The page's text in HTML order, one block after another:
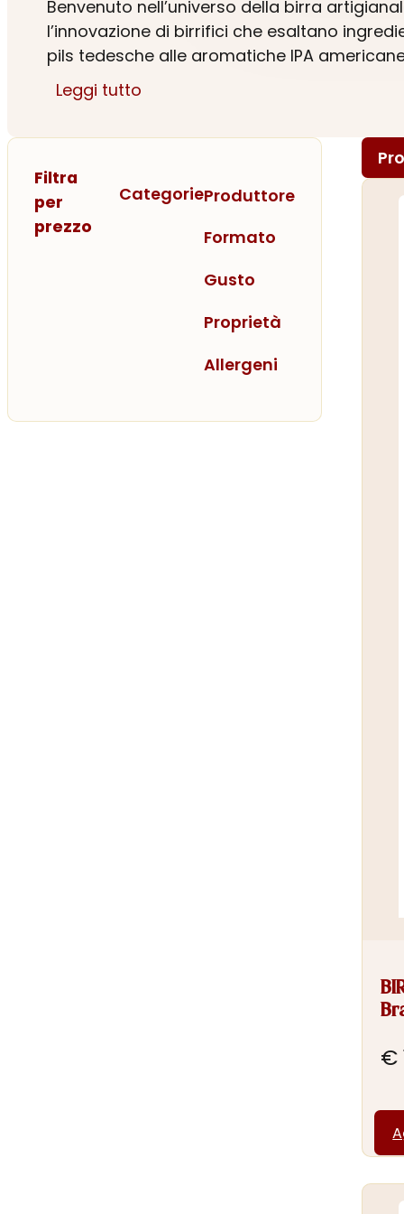
Benvenuto nell’universo della birra
l’innovazione di birrifici che esaltano
pils tedesche alle aromatiche IPA
Acquistare online significa scoprire sapori
Leggi tutto
Filtra
per
prezzo
CategorieProduttore
Formato
Gusto
Proprietà
Allergeni
€